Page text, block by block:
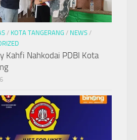
/ KOTA TANGERANG / NEWS /
Kahfi Nahkodai PDBI Kota